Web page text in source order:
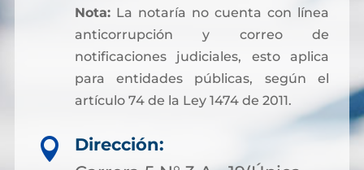
Nota:La notaría no cuenta con línea
anticorrupción y correo de
notificaciones judiciales, esto aplica
para entidades públicas, según el
artículo 74 de la Ley 1474 de 2011.

Dirección: